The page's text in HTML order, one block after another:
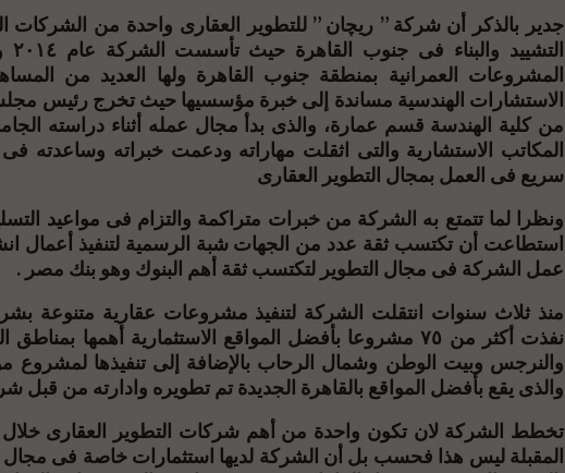
جدير بالذكر أن شركة ” ريچان ” للتطوير العقارى واحدة من الشركات
المشروعات العمرانية بمنطقة جنوب القاهرة ولها العديد من
الاستشارات الهندسية مساندة إلى خبرة مؤسسيها حيث تخرج رئيس
من كلية الهندسة قسم عمارة، والذى بدأ مجال عمله أثناء دراسته
المكاتب الاستشارية والتى اثقلت مهاراته ودعمت خبراته وساعدته
سريع فى العمل بمجال التطوير العقارى
ونظرا لما تتمتع به الشركة من خبرات متراكمة والتزام فى مواعيد
استطاعت أن تكتسب ثقة عدد من الجهات شبة الرسمية لتنفيذ أعمال
عمل الشركة فى مجال التطوير لتكتسب ثقة أهم البنوك وهو بنك مصر .
منذ ثلاث سنوات انتقلت الشركة لتنفيذ مشروعات عقارية متنوعة
نفذت أكثر من ٧٥ مشروعا بأفضل المواقع الاستثمارية أهمها
والنرجس وبيت الوطن وشمال الرحاب بالإضافة إلى تنفيذها لمشروع
والذى يقع بأفضل المواقع بالقاهرة الجديدة تم تطويره وادارته من قبل
تخطط الشركة لان تكون واحدة من أهم شركات التطوير العقارى
المقبلة ليس هذا فحسب بل أن الشركة لديها استثمارات خاصة فى مجال